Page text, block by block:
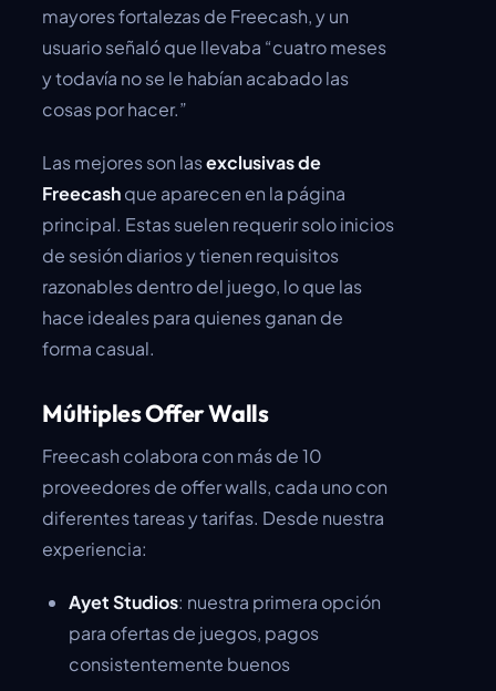
mayores fortalezas de Freecash, y un
usuario señaló que llevaba “cuatro meses
y todavía no se le habían acabado las
cosas por hacer.”
Las mejores son lasexclusivas de
Freecashque aparecen en la página
principal. Estas suelen requerir solo inicios
de sesión diarios y tienen requisitos
razonables dentro del juego, lo que las
hace ideales para quienes ganan de
forma casual.
Múltiples Offer Walls
Freecash colabora con más de 10
proveedores de offer walls, cada uno con
diferentes tareas y tarifas. Desde nuestra
experiencia:
Ayet Studios: nuestra primera opción
para ofertas de juegos, pagos
consistentemente buenos